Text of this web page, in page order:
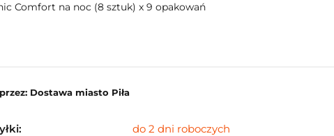
Comfort na noc (8 sztuk) x 9 opakowań
Dostawa miasto Piła
do 2 dni roboczych